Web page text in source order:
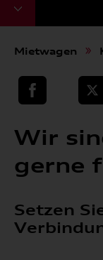
Mietwagen
teilen Twitter
Wir
gerne
Setzen